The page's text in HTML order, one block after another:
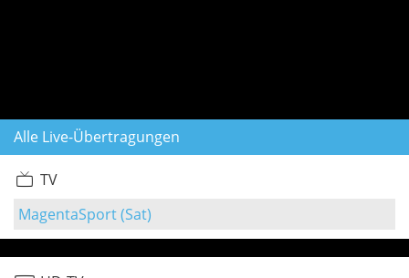
Alle Live-Übertragungen
TV
MagentaSport (Sat)